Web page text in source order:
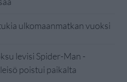
ulkomaanmatkan vuoksi
levisi Spider-Man -
poistui paikalta